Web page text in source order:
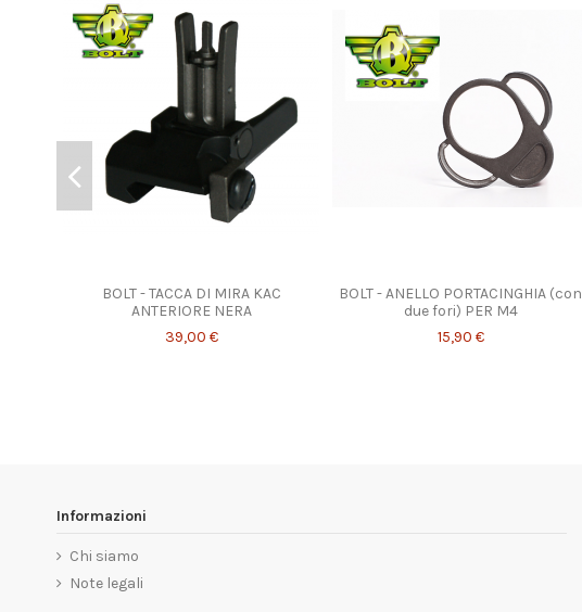
BOLT - TACCA DI MIRA KAC
ANTERIORE NERA
39,00 €
BOLT - ANELLO PORTACINGHIA (con
due fori) PER M4
15,90 €
Informazioni
Chi siamo
Note legali